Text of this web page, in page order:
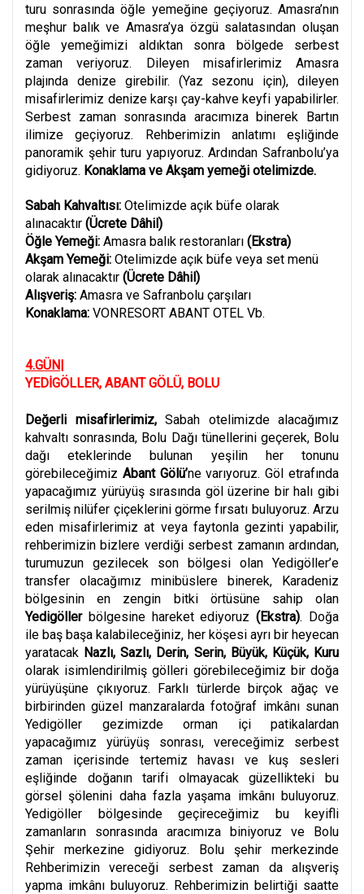
turu sonrasında öğle yemeğine geçiyoruz. Amasra’nın
meşhur balık ve Amasra’ya özgü salatasından oluşan
öğle yemeğimizi aldıktan sonra bölgede serbest
zaman veriyoruz. Dileyen misafirlerimiz Amasra
plajında denize girebilir. (Yaz sezonu için), dileyen
misafirlerimiz denize karşı çay-kahve keyfi yapabilirler.
Serbest zaman sonrasında aracımıza binerek Bartın
ilimize geçiyoruz. Rehberimizin anlatımı eşliğinde
panoramik şehir turu yapıyoruz. Ardından Safranbolu’ya
gidiyoruz. Konaklama ve Akşam yemeği otelimizde.
Sabah Kahvaltısı: Otelimizde açık büfe olarak
alınacaktır (Ücrete Dâhil)
Öğle Yemeği: Amasra balık restoranları (Ekstra)
Akşam Yemeği: Otelimizde açık büfe veya set menü
olarak alınacaktır (Ücrete Dâhil)
Alışveriş: Amasra ve Safranbolu çarşıları
Konaklama: VONRESORT ABANT OTEL Vb.
4.GÜN|
YEDİGÖLLER, ABANT GÖLÜ, BOLU
Değerli misafirlerimiz, Sabah otelimizde alacağımız
kahvaltı sonrasında, Bolu Dağı tünellerini geçerek, Bolu
dağı eteklerinde bulunan yeşilin her tonunu
görebileceğimiz Abant Gölü’ne varıyoruz. Göl etrafında
yapacağımız yürüyüş sırasında göl üzerine bir halı gibi
serilmiş nilüfer çiçeklerini görme fırsatı buluyoruz. Arzu
eden misafirlerimiz at veya faytonla gezinti yapabilir,
rehberimizin bizlere verdiği serbest zamanın ardından,
turumuzun gezilecek son bölgesi olan Yedigöller’e
transfer olacağımız minibüslere binerek, Karadeniz
bölgesinin en zengin bitki örtüsüne sahip olan
Yedigöller bölgesine hareket ediyoruz(Ekstra). Doğa
ile baş başa kalabileceğiniz, her köşesi ayrı bir heyecan
yaratacak Nazlı, Sazlı, Derin, Serin, Büyük, Küçük, Kuru
olarak isimlendirilmiş gölleri görebileceğimiz bir doğa
yürüyüşüne çıkıyoruz. Farklı türlerde birçok ağaç ve
birbirinden güzel manzaralarda fotoğraf imkânı sunan
Yedigöller gezimizde orman içi patikalardan
yapacağımız yürüyüş sonrası, vereceğimiz serbest
zaman içerisinde tertemiz havası ve kuş sesleri
eşliğinde doğanın tarifi olmayacak güzellikteki bu
görsel şölenini daha fazla yaşama imkânı buluyoruz.
Yedigöller bölgesinde geçireceğimiz bu keyifli
zamanların sonrasında aracımıza biniyoruz ve Bolu
Şehir merkezine gidiyoruz. Bolu şehir merkezinde
Rehberimizin vereceği serbest zaman da alışveriş
yapma imkânı buluyoruz. Rehberimizin belirtiği saatte